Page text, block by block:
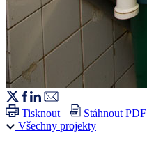
Tisknout
Stáhnout PDF
Všechny projekty